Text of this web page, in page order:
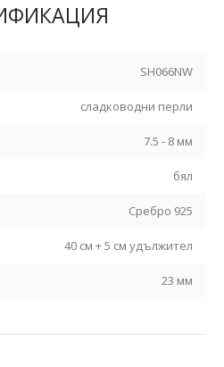
SH066NW
сладководни перли
7.5 - 8 мм
бял
Сребро 925
40 см + 5 см удължител
23 мм